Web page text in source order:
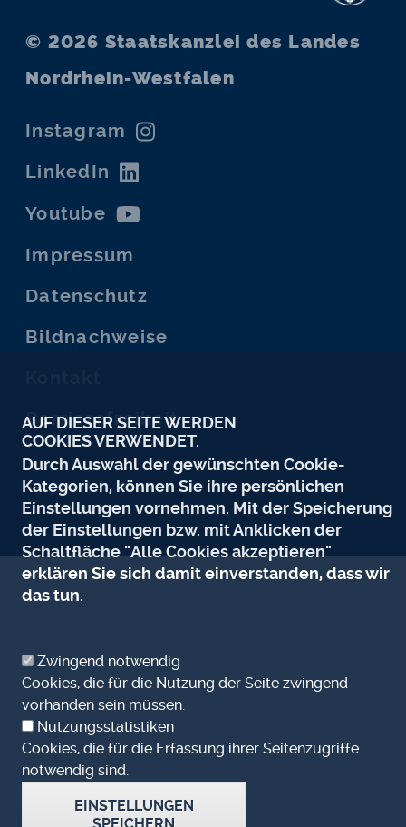
© 2026 Staatskanzlei des Landes
Nordrhein-Westfalen
Instagram
LinkedIn
Youtube
Impressum
Datenschutz
Bildnachweise
Barrierefreiheit
AUF DIESER SEITE WERDEN
COOKIES VERWENDET.
Durch Auswahl der gewünschten Cookie-
Kategorien, können Sie ihre persönlichen
Einstellungen vornehmen. Mit der Speicherung
der Einstellungen bzw. mit Anklicken der
Schaltfläche "Alle Cookies akzeptieren"
erklären Sie sich damit einverstanden, dass wir
das tun.
Zwingend notwendig
Cookies, die für die Nutzung der Seite zwingend
vorhanden sein müssen.
Nutzungsstatistiken
Cookies, die für die Erfassung ihrer Seitenzugriffe
notwendig sind.
EINSTELLUNGEN